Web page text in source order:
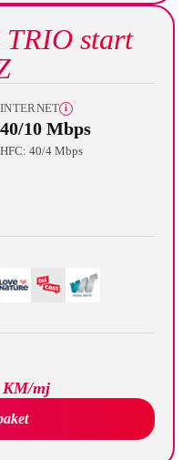
TRIO start
INTERNET i
40/10 Mbps
HFC: 40/4 Mbps
KM/mj